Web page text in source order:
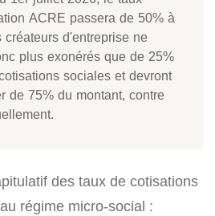
ACRE passera de 50% à
créateurs d'entreprise ne
plus exonérés que de 25%
sociales et devront
de 75% du montant, contre
des taux de cotisations
régime micro-social :